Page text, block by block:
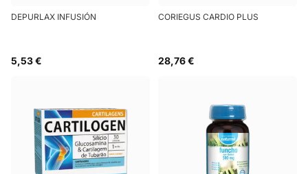
DEPURLAX INFUSIÓN
5,53 €
CORIEGUS CARDIO PLUS
28,76 €